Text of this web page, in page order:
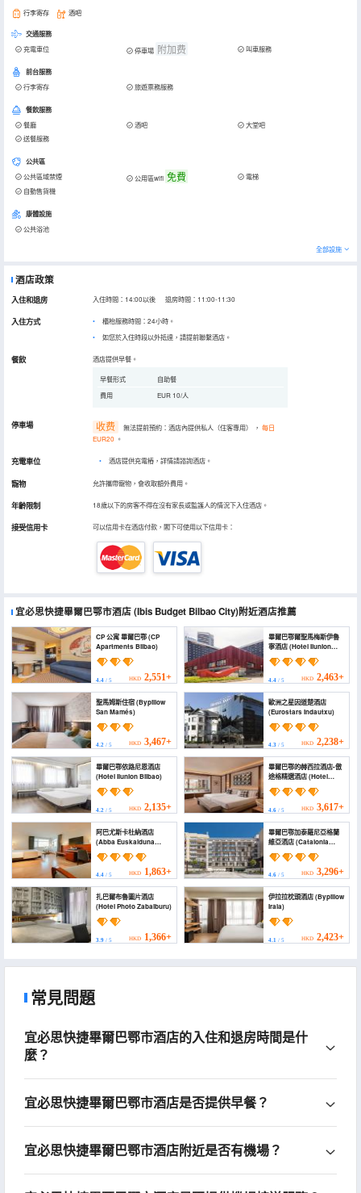
行李寄存 酒吧
交通服務
充電車位 停車場 附加费 叫車服務
前台服務
行李寄存 旅遊票務服務
餐飲服務
餐廳 酒吧
大堂吧
送餐服務
公共區
公共區域禁煙 公用區wifi 免費
電梯
自動售貨機
康體設施
公共浴池
全部設施
酒店政策
入住和退房 入住時間：14:00以後 退房時間：11:00-11:30
入住方式
櫃枱服務時間：24小時。
如您於入住時段以外抵達，請提前聯繫酒店。
餐飲 酒店提供早餐。
早餐形式
自助餐
費用
EUR 10/人
停車場 收费 無法提前預約：酒店內提供私人（住客專用） ， 每日
EUR20 。
充電車位 • 酒店提供充電樁，詳情請諮詢酒店。
寵物 允許攜帶寵物，會收取額外費用。
年齡限制 18歲以下的房客不得在沒有家長或監護人的情況下入住酒店。
接受信用卡 可以信用卡在酒店付款，閣下可使用以下信用卡：
宜必思快捷畢爾巴鄂市酒店(Ibis Budget Bilbao City)附近酒店推薦
CP 公寓 畢爾巴鄂 (CP
Apartments Bilbao)
4.4 / 5 HKD 2,551+
畢爾巴鄂爾聖馬梅斯伊魯
寧酒店 (Hotel Ilunion
San Mamés)
4.4/ 5 HKD 2,463+
聖馬姆斯住宿 (Bypillow
San Mamés)
4.2 / 5 HKD 3,467+
歐洲之星因道楚酒店
(Eurostars Indautxu)
4.3/ 5 HKD 2,238+
畢爾巴鄂依路尼恩酒店
(Hotel Ilunion Bilbao)
4.2 / 5 HKD 2,135+
畢爾巴鄂的赫西拉酒店-傲
途格精選酒店 (Hotel
Ercilla de Bilbao,
Autograph Collection)
4.6/ 5 HKD 3,617+
阿巴尤斯卡杜納酒店
(Abba Euskalduna
Hotel)
4.4 / 5 HKD 1,863+
畢爾巴鄂加泰羅尼亞格蘭
維亞酒店 (Catalonia
Gran Vía Bilbao)
4.6/ 5 HKD 3,296+
扎巴爾布魯圖片酒店
(Hotel Photo Zabalburu)
3.9 / 5 HKD 1,366+
伊拉拉枕頭酒店 (Bypillow
Irala)
4.1/ 5 HKD 2,423+
常見問題
宜必思快捷畢爾巴鄂市酒店的入住和退房時間是什
麼？
宜必思快捷畢爾巴鄂市酒店是否提供早餐？
宜必思快捷畢爾巴鄂市酒店附近是否有機場？